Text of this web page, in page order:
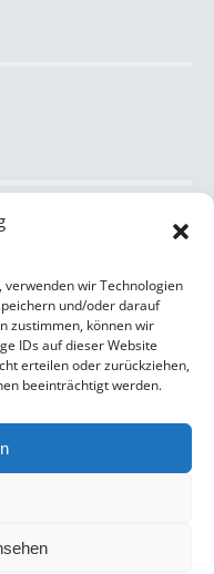
verwenden wir Technologien
und/oder darauf
zustimmen, können wir
IDs auf dieser Website
erteilen oder zurückziehen,
beeinträchtigt werden.